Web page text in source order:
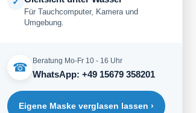
bei geringen Sehwerten noch
dazukommen, sind
Gläser vom Optiker
mit Bifokal- oder
und die erforderliche
Für Tauchcomputer, Kamera und
Umgebung.
☎
Beratung Mo-Fr 10 - 16 Uhr
WhatsApp: +49 15679 358201
Eigene Maske verglasen lassen ›